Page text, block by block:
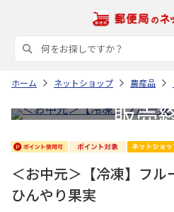
ホーム ネットショップ 農産品
＜お中元＞【冷凍】フ
ひんやり果実